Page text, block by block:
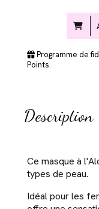
Programme de
Points.
Description
Ce masque à
types de peau.
Idéal pour les